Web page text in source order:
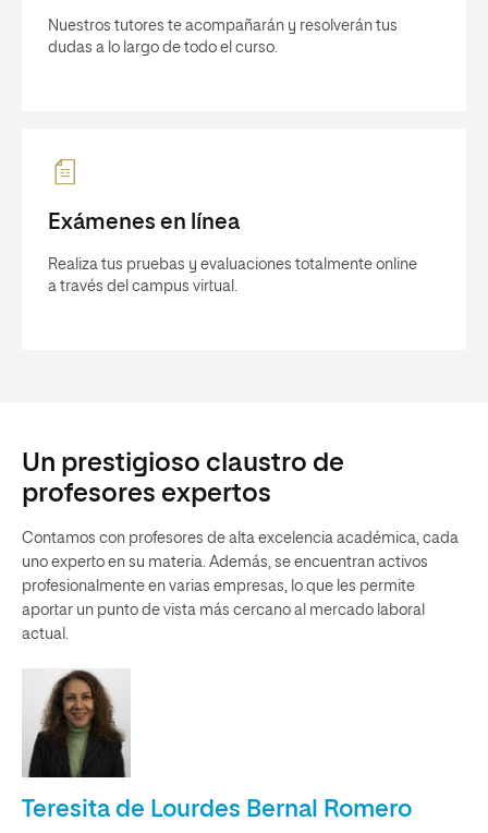
Nuestros tutores te acompañarán y resolverán tus
dudas a lo largo de todo el curso.
Exámenes en línea
Realiza tus pruebas y evaluaciones totalmente online
a través del campus virtual.
Un prestigioso claustro de
profesores expertos
Contamos con profesores de alta excelencia académica, cada
uno experto en su materia. Además, se encuentran activos
profesionalmente en varias empresas, lo que les permite
aportar un punto de vista más cercano al mercado laboral
actual.
Teresita de Lourdes Bernal Romero